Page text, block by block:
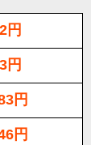
円
円
円
円